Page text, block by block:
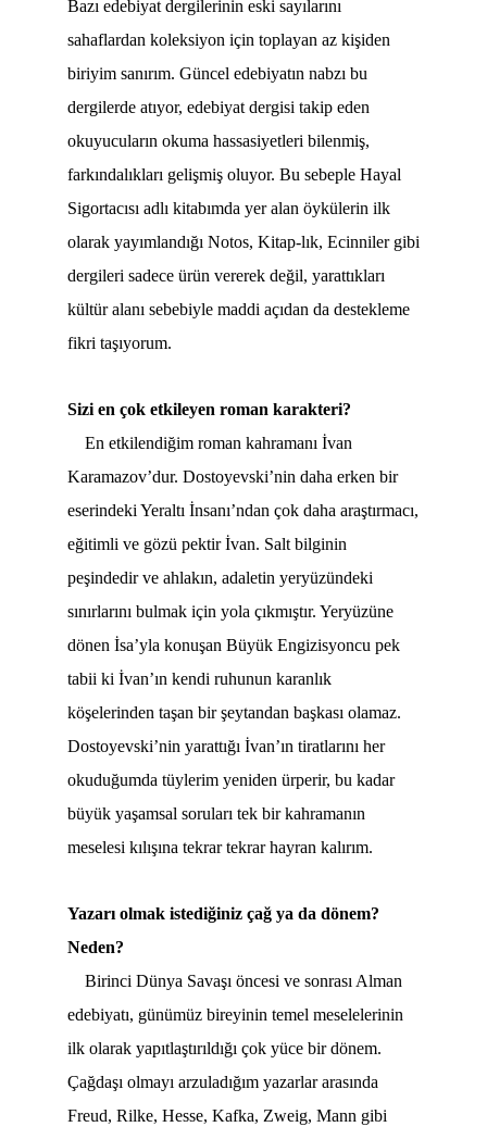
Bazı edebiyat dergilerinin eski sayılarını
sahaflardan koleksiyon için toplayan az kişiden
biriyim sanırım. Güncel edebiyatın nabzı bu
dergilerde atıyor, edebiyat dergisi takip eden
okuyucuların okuma hassasiyetleri bilenmiş,
farkındalıkları gelişmiş oluyor. Bu sebeple Hayal
Sigortacısı adlı kitabımda yer alan öykülerin ilk
olarak yayımlandığı Notos, Kitap-lık, Ecinniler gibi
dergileri sadece ürün vererek değil, yarattıkları
kültür alanı sebebiyle maddi açıdan da destekleme
fikri taşıyorum.
Sizi en çok etkileyen roman karakteri?
En etkilendiğim roman kahramanı İvan
Karamazov’dur. Dostoyevski’nin daha erken bir
eserindeki Yeraltı İnsanı’ndan çok daha araştırmacı,
eğitimli ve gözü pektir İvan. Salt bilginin
peşindedir ve ahlakın, adaletin yeryüzündeki
sınırlarını bulmak için yola çıkmıştır. Yeryüzüne
dönen İsa’yla konuşan Büyük Engizisyoncu pek
tabii ki İvan’ın kendi ruhunun karanlık
köşelerinden taşan bir şeytandan başkası olamaz.
Dostoyevski’nin yarattığı İvan’ın tiratlarını her
okuduğumda tüylerim yeniden ürperir, bu kadar
büyük yaşamsal soruları tek bir kahramanın
meselesi kılışına tekrar tekrar hayran kalırım.
Yazarı olmak istediğiniz çağ ya da dönem?
Neden?
Birinci Dünya Savaşı öncesi ve sonrası Alman
edebiyatı, günümüz bireyinin temel meselelerinin
ilk olarak yapıtlaştırıldığı çok yüce bir dönem.
Çağdaşı olmayı arzuladığım yazarlar arasında
Freud, Rilke, Hesse, Kafka, Zweig, Mann gibi